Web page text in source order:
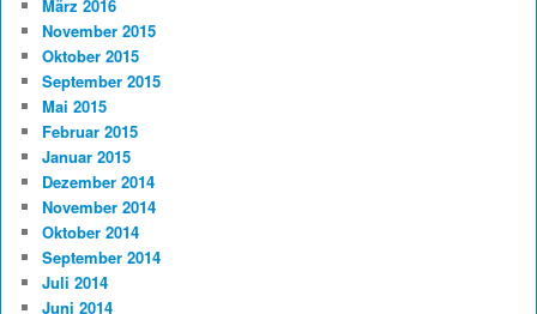
März 2016
November 2015
Oktober 2015
September 2015
Mai 2015
Februar 2015
Januar 2015
Dezember 2014
November 2014
Oktober 2014
September 2014
Juli 2014
Juni 2014